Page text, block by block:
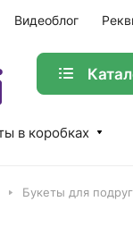
Видеоблог
в коробках
Букеты для